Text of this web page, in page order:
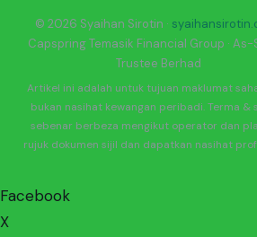
© 2026 Syaihan Sirotin ·
Capspring Temasik Financial Group · As-
Trustee Berhad
Artikel ini adalah untuk tujuan maklumat
bukan nasihat kewangan peribadi. Terma &
sebenar berbeza mengikut operator dan
rujuk dokumen sijil dan dapatkan nasihat
Facebook
X